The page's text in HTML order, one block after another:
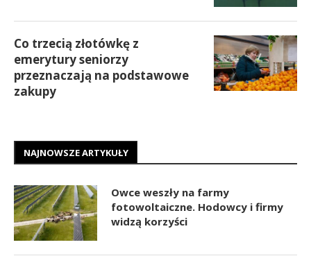
Co trzecią złotówkę z
emerytury seniorzy
przeznaczają na podstawowe
zakupy
NAJNOWSZE ARTYKUŁY
Owce weszły na farmy
fotowoltaiczne. Hodowcy i firmy
widzą korzyści